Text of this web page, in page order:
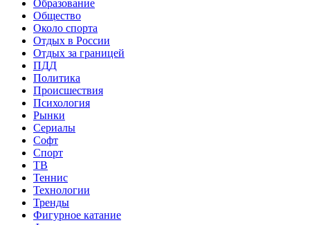
Образование
Общество
Около спорта
Отдых в России
Отдых за границей
ПДД
Политика
Происшествия
Психология
Рынки
Сериалы
Софт
Спорт
ТВ
Теннис
Технологии
Тренды
Фигурное катание